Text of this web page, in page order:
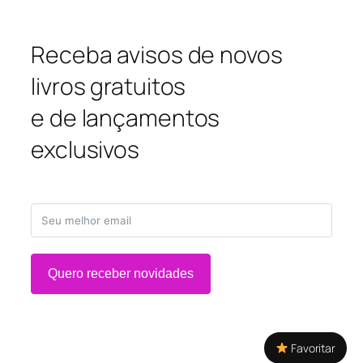
Receba avisos de novos
livros gratuitos
e de lançamentos
exclusivos
Quero receber novidades
Favoritar